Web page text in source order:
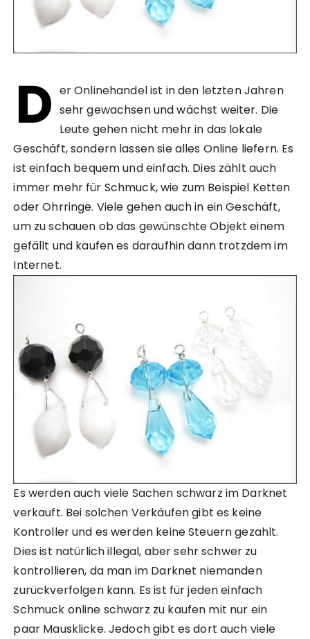
D er Onlinehandel ist in den letzten Jahren
sehr gewachsen und wächst weiter. Die
Leute gehen nicht mehr in das lokale
Geschäft, sondern lassen sie alles Online liefern. Es
ist einfach bequem und einfach. Dies zählt auch
immer mehr für Schmuck, wie zum Beispiel Ketten
oder Ohrringe. Viele gehen auch in ein Geschäft,
um zu schauen ob das gewünschte Objekt einem
gefällt und kaufen es daraufhin dann trotzdem im
Internet.
Es werden auch viele Sachen schwarz im Darknet
verkauft. Bei solchen Verkäufen gibt es keine
Kontroller und es werden keine Steuern gezahlt.
Dies ist natürlich illegal, aber sehr schwer zu
kontrollieren, da man im Darknet niemanden
zurückverfolgen kann. Es ist für jeden einfach
Schmuck online schwarz zu kaufen mit nur ein
paar Mausklicke. Jedoch gibt es dort auch viele